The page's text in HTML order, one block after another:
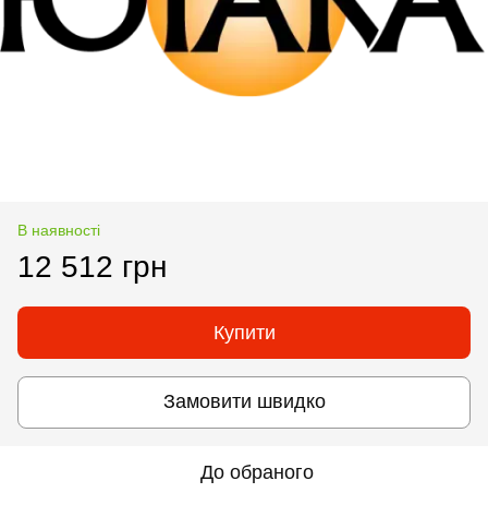
В наявності
12 512 грн
Купити
Замовити швидко
До обраного